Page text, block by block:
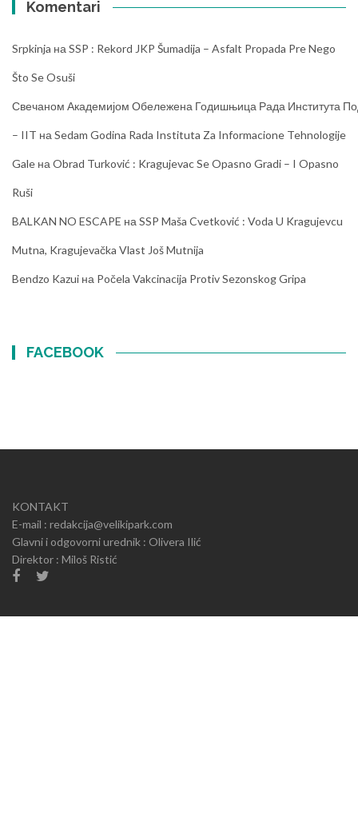
Komentari
Srpkinja на SSP : Rekord JKP Šumadija – Asfalt Propada Pre Nego
Što Se Osuši
Свечаном Академијом Обележена Годишњица Рада Института
– IIT на Sedam Godina Rada Instituta Za Informacione Tehnologije
Gale на Obrad Turković : Kragujevac Se Opasno Gradi – I Opasno
Ruši
BALKAN NO ESCAPE на SSP Maša Cvetković : Voda U Kragujevcu
Mutna, Kragujevačka Vlast Još Mutnija
Bendzo Kazui на Počela Vakcinacija Protiv Sezonskog Gripa
FACEBOOK
KONTAKT
E-mail : redakcija@velikipark.com
Glavni i odgovorni urednik : Olivera Ilić
Direktor : Miloš Ristić